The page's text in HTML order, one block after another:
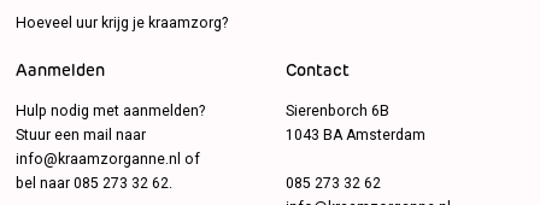
Hoeveel uur krijg je kraamzorg?
Aanmelden
Hulp nodig met aanmelden?
Stuur een mail naar
info@kraamzorganne.nl of
bel naar 085 273 32 62.
Contact
Sierenborch 6B
1043 BA Amsterdam
085 273 32 62